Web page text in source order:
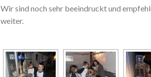
Wir sind noch sehr beeindruckt und
weiter.